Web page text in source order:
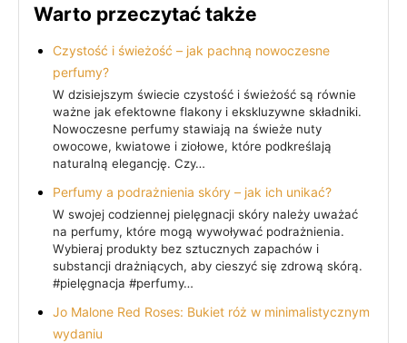
Warto przeczytać także
Czystość i świeżość – jak pachną nowoczesne
perfumy?
W dzisiejszym świecie czystość i świeżość są równie
ważne jak efektowne flakony i ekskluzywne składniki.
Nowoczesne perfumy stawiają na świeże nuty
owocowe, kwiatowe i ziołowe, które podkreślają
naturalną elegancję. Czy…
Perfumy a podrażnienia skóry – jak ich unikać?
W swojej codziennej pielęgnacji skóry należy uważać
na perfumy, które mogą wywoływać podrażnienia.
Wybieraj produkty bez sztucznych zapachów i
substancji drażniących, aby cieszyć się zdrową skórą.
#pielęgnacja #perfumy…
Jo Malone Red Roses: Bukiet róż w minimalistycznym
wydaniu